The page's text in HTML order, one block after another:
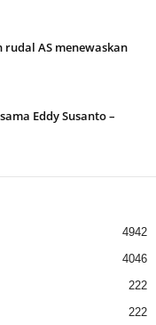
rudal AS menewaskan
Eddy Susanto –
4942
4046
222
222